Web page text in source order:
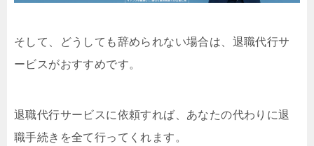
そして、どうしても辞められない場合は、退職代行サ
ービスがおすすめです。
退職代行サービスに依頼すれば、あなたの代わりに退
職手続きを全て行ってくれます。